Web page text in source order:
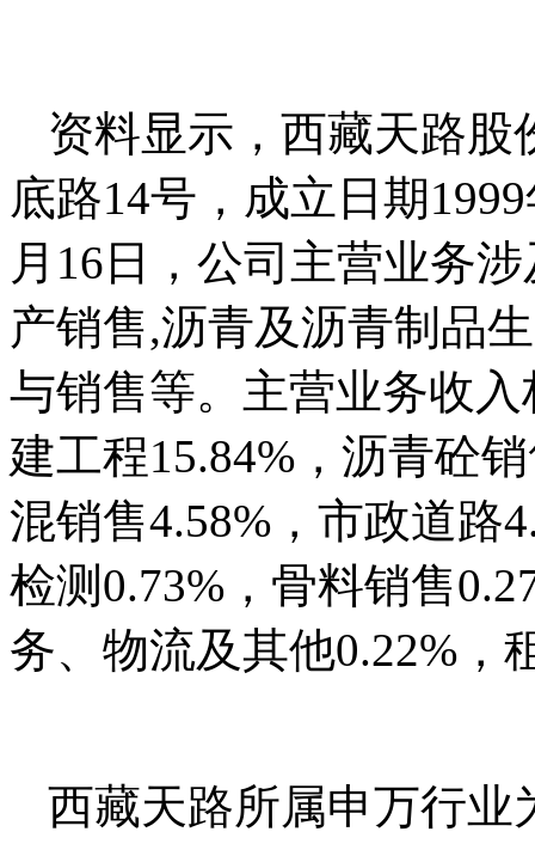
资料显示，西藏天路
底路14号，成立日期
月16日，公司主营业务
产销售,沥青及沥青制品
与销售等。主营业务收
建工程15.84%，沥青砼
混销售4.58%，市政道路
检测0.73%，骨料销售
务、物流及其他0.22%，
西藏天路所属申万行业